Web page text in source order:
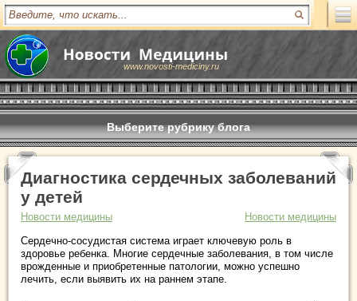
www.novosti-mediciny.ru
Выберите рубрику блога
Диагностика сердечных заболеваний
у детей
Новости медицины
Новости медицины
Сердечно-сосудистая система играет ключевую роль в
здоровье ребенка. Многие сердечные заболевания, в том числе
врожденные и приобретенные патологии, можно успешно
лечить, если выявить их на раннем этапе.